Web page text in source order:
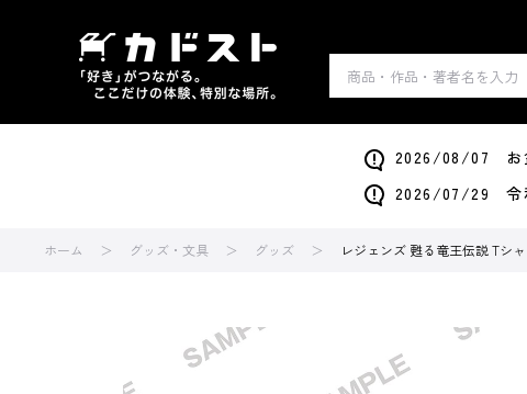
2026/08/07 お
2026/07/29 令
ホーム グッズ・文具 グッズ レジェンズ 甦る竜王伝説 Tシ